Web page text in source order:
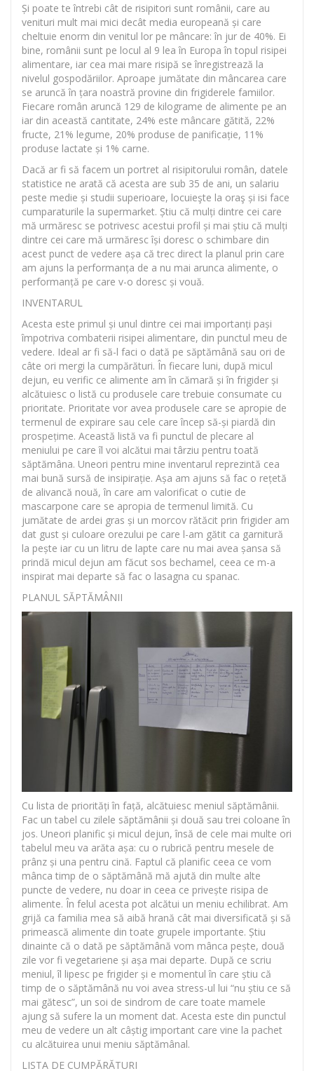
Și poate te întrebi cât de risipitori sunt românii, care au
venituri mult mai mici decât media europeană și care
cheltuie enorm din venitul lor pe mâncare: în jur de 40%. Ei
bine, românii sunt pe locul al 9 lea în Europa în topul risipei
alimentare, iar cea mai mare risipă se înregistrează la
nivelul gospodăriilor. Aproape jumătate din mâncarea care
se aruncă în țara noastră provine din frigiderele famiilor.
Fiecare român aruncă 129 de kilograme de alimente pe an
iar din această cantitate, 24% este mâncare gătită, 22%
fructe, 21% legume, 20% produse de panificație, 11%
produse lactate și 1% carne.
Dacă ar fi să facem un portret al risipitorului român, datele
statistice ne arată că acesta are sub 35 de ani, un salariu
peste medie și studii superioare, locuieşte la oraş și isi face
cumparaturile la supermarket. Știu că mulți dintre cei care
mă urmăresc se potrivesc acestui profil și mai știu că mulți
dintre cei care mă urmăresc își doresc o schimbare din
acest punct de vedere așa că trec direct la planul prin care
am ajuns la performanța de a nu mai arunca alimente, o
performanță pe care v-o doresc și vouă.
INVENTARUL
Acesta este primul și unul dintre cei mai importanți pași
împotriva combaterii risipei alimentare, din punctul meu de
vedere. Ideal ar fi să-l faci o dată pe săptămână sau ori de
câte ori mergi la cumpărături. În fiecare luni, după micul
dejun, eu verific ce alimente am în cămară și în frigider și
alcătuiesc o listă cu produsele care trebuie consumate cu
prioritate. Prioritate vor avea produsele care se apropie de
termenul de expirare sau cele care încep să-și piardă din
prospețime. Această listă va fi punctul de plecare al
meniului pe care îl voi alcătui mai târziu pentru toată
săptămâna. Uneori pentru mine inventarul reprezintă cea
mai bună sursă de insipirație. Așa am ajuns să fac o rețetă
de alivancă nouă, în care am valorificat o cutie de
mascarpone care se apropia de termenul limită. Cu
jumătate de ardei gras și un morcov rătăcit prin frigider am
dat gust și culoare orezului pe care l-am gătit ca garnitură
la pește iar cu un litru de lapte care nu mai avea șansa să
prindă micul dejun am făcut sos bechamel, ceea ce m-a
inspirat mai departe să fac o lasagna cu spanac.
PLANUL SĂPTĂMÂNII
Cu lista de priorități în față, alcătuiesc meniul săptămânii.
Fac un tabel cu zilele săptămânii și două sau trei coloane în
jos. Uneori planific și micul dejun, însă de cele mai multe ori
tabelul meu va arăta așa: cu o rubrică pentru mesele de
prânz și una pentru cină. Faptul că planific ceea ce vom
mânca timp de o săptămână mă ajută din multe alte
puncte de vedere, nu doar in ceea ce privește risipa de
alimente. În felul acesta pot alcătui un meniu echilibrat. Am
grijă ca familia mea să aibă hrană cât mai diversificată și să
primească alimente din toate grupele importante. Știu
dinainte că o dată pe săptămână vom mânca pește, două
zile vor fi vegetariene și așa mai departe. După ce scriu
meniul, îl lipesc pe frigider și e momentul în care știu că
timp de o săptămână nu voi avea stress-ul lui “nu știu ce să
mai gătesc”, un soi de sindrom de care toate mamele
ajung să sufere la un moment dat. Acesta este din punctul
meu de vedere un alt câștig important care vine la pachet
cu alcătuirea unui meniu săptămânal.
LISTA DE CUMPĂRĂTURI